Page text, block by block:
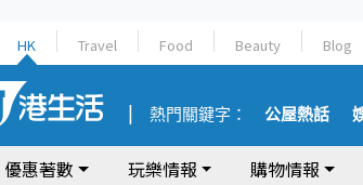
HK Travel Food Beauty Blog
熱門關鍵字： 公屋熱話
優惠著數 玩樂情報 購物情報